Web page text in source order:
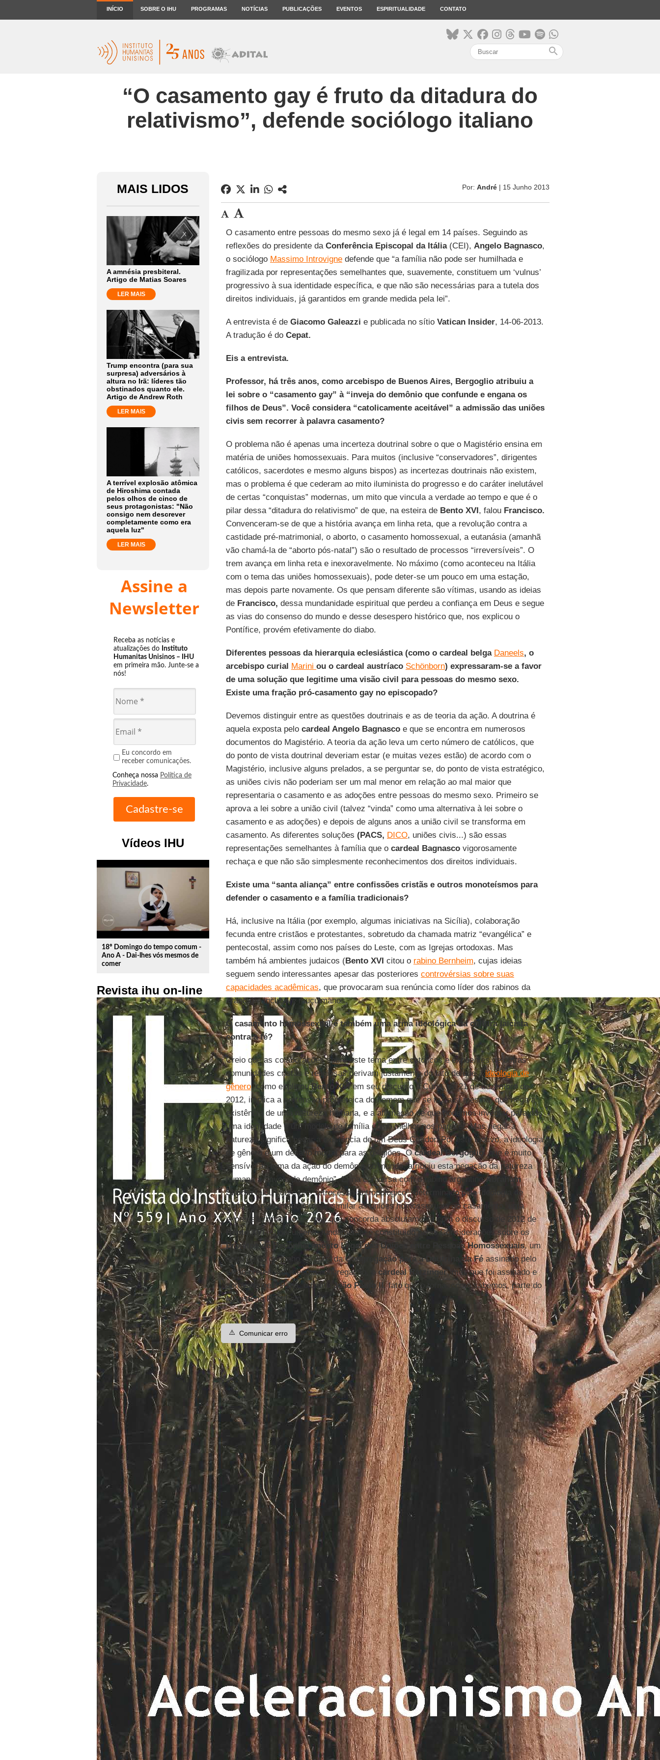
INÍCIO SOBRE O IHU PROGRAMAS NOTÍCIAS PUBLICAÇÕES EVENTOS ESPIRITUALIDADE CONTATO
search
“O casamento gay é fruto da ditadura do
relativismo”, defende sociólogo italiano
MAIS LIDOS
A amnésia presbiteral.
Artigo de Matias Soares
LER MAIS
Trump encontra (para sua
surpresa) adversários à
altura no Irã: líderes tão
obstinados quanto ele.
Artigo de Andrew Roth
LER MAIS
A terrível explosão atômica
de Hiroshima contada
pelos olhos de cinco de
seus protagonistas: "Não
consigo nem descrever
completamente como era
aquela luz"
LER MAIS
Assine a
Newsletter
Receba as notícias e
atualizações do Instituto
Humanitas Unisinos – IHU
em primeira mão. Junte-se a
nós!
Eu concordo em
receber comunicações.
Conheça nossa Política de
Privacidade.
Vídeos IHU
play_circle_outline
18º Domingo do tempo comum -
Ano A - Dai-lhes vós mesmos de
comer
Revista ihu on-line
Por: André| 15 Junho 2013
O casamento entre pessoas do mesmo sexo já é legal em 14 países. Seguindo as
reflexões do presidente da Conferência Episcopal da Itália(CEI), Angelo Bagnasco,
o sociólogo Massimo Introvignedefende que “a família não pode ser humilhada e
fragilizada por representações semelhantes que, suavemente, constituem um ‘vulnus’
progressivo à sua identidade específica, e que não são necessárias para a tutela dos
direitos individuais, já garantidos em grande medida pela lei”.
A entrevista é de Giacomo Galeazzi e publicada no sítio Vatican Insider, 14-06-2013.
A tradução é do Cepat.
Eis a entrevista.
Professor, há três anos, como arcebispo de Buenos Aires, Bergoglio atribuiu a
lei sobre o “casamento gay” à “inveja do demônio que confunde e engana os
filhos de Deus”. Você considera “catolicamente aceitável” a admissão das uniões
civis sem recorrer à palavra casamento?
O problema não é apenas uma incerteza doutrinal sobre o que o Magistério ensina em
matéria de uniões homossexuais. Para muitos (inclusive “conservadores”, dirigentes
católicos, sacerdotes e mesmo alguns bispos) as incertezas doutrinais não existem,
mas o problema é que cederam ao mito iluminista do progresso e do caráter inelutável
de certas “conquistas” modernas, um mito que vincula a verdade ao tempo e que é o
pilar dessa “ditadura do relativismo” de que, na esteira de Bento XVI, falou Francisco.
Convenceram-se de que a história avança em linha reta, que a revolução contra a
castidade pré-matrimonial, o aborto, o casamento homossexual, a eutanásia (amanhã
vão chamá-la de “aborto pós-natal”) são o resultado de processos “irreversíveis”. O
trem avança em linha reta e inexoravelmente. No máximo (como aconteceu na Itália
com o tema das uniões homossexuais), pode deter-se um pouco em uma estação,
mas depois parte novamente. Os que pensam diferente são vítimas, usando as ideias
de Francisco, dessa mundanidade espiritual que perdeu a confiança em Deus e segue
as vias do consenso do mundo e desse desespero histórico que, nos explicou o
Pontífice, provém efetivamente do diabo.
Diferentes pessoas da hierarquia eclesiástica (como o cardeal belga Daneels, o
arcebispo curial Marini ou o cardeal austríaco Schönborn) expressaram-se a favor
de uma solução que legitime uma visão civil para pessoas do mesmo sexo.
Existe uma fração pró-casamento gay no episcopado?
Devemos distinguir entre as questões doutrinais e as de teoria da ação. A doutrina é
aquela exposta pelo cardeal Angelo Bagnascoe que se encontra em numerosos
documentos do Magistério. A teoria da ação leva um certo número de católicos, que
do ponto de vista doutrinal deveriam estar (e muitas vezes estão) de acordo com o
Magistério, inclusive alguns prelados, a se perguntar se, do ponto de vista estratégico,
as uniões civis não poderiam ser um mal menor em relação ao mal maior que
representaria o casamento e as adoções entre pessoas do mesmo sexo. Primeiro se
aprova a lei sobre a união civil (talvez “vinda” como uma alternativa à lei sobre o
casamento e as adoções) e depois de alguns anos a união civil se transforma em
casamento. As diferentes soluções (PACS, DICO, uniões civis...) são essas
representações semelhantes à família que o cardeal Bagnascovigorosamente
rechaça e que não são simplesmente reconhecimentos dos direitos individuais.
Existe uma “santa aliança” entre confissões cristãs e outros monoteísmos para
defender o casamento e a família tradicionais?
Há, inclusive na Itália (por exemplo, algumas iniciativas na Sicília), colaboração
fecunda entre cristãos e protestantes, sobretudo da chamada matriz “evangélica” e
pentecostal, assim como nos países do Leste, com as Igrejas ortodoxas. Mas
também há ambientes judaicos (Bento XVI citou o rabino Bernheim, cujas ideias
seguem sendo interessantes apesar das posteriores controvérsias sobre suas
capacidades acadêmicas, que provocaram sua renúncia como líder dos rabinos da
França) e inclusive muçulmanos.
O casamento homossexual é também uma arma ideológica da cultura laicista
contra a fé?
Creio que as colaborações sobre este tema entre católicos e expoentes de outras
comunidades cristãs e religiosas derivam justamente do fato de que aideologia de
gênero, como explicouBento XVIem seu discurso à Cúria, de 21 de dezembro de
2012, implica a pretensão prometeica do homem que se faz a si mesmo, que nega a
existência de uma natureza humana, e a afirmação de que podemos inventar para nós
uma identidade e um modelo de família como melhor nos parecer. Mas negar a
natureza significa negar a existência de um Deus Criador. Por este motivo, a ideologia
de gênero é um desafio mortal para as religiões. Ocardeal Bergoglio, que é muito
sensível ao tema da ação do demônio no mundo, atribuiu esta negação da natureza
humana à “inveja do demônio”. E, na conversa com o rabino argentinoAbraham
Skorkafalou sobre um “retrocesso antropológico”, determinado pela ideologia de
gênero e pela intenção de assimilar as uniões homossexuais ao casamento, uma
expressão muito forte, mas que concorda absolutamente com o discurso de 2012 de
Bento XVI. O documento fundamental é constituído pelas Considerações sobre os
Projetos de Reconhecimento Legal das Uniões entre Pessoas Homossexuais, um
texto de 03 de junho de 2003 daCongregação para a Doutrina da Féassinado pelo
então prefeito da mesma congregação, ocardeal Ratzinger, mas que foi assinado e
aprovado pelo Papa, o beatoJoão Paulo II, fato que o torna, como sabemos, parte do
Magistério Pontifício.
⚠️ Comunicar erro